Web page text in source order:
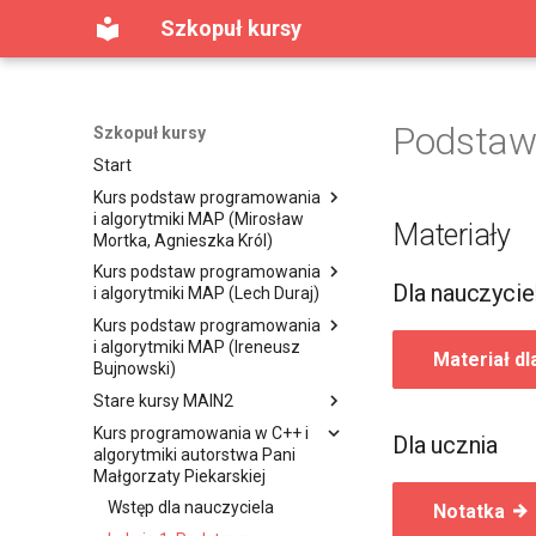
Szkopuł kursy
Szkopuł kursy
Start
Kurs podstaw programowania
i algorytmiki MAP (Mirosław
Mortka, Agnieszka Król)
Lekcja 1. Pierwszy program w
C++
Lekcja 2. Instrukcje warunkowe
Lekcja 3. Pętle (Część 1)
Lekcja 4. Pętle (Część 2)
Lekcja 5. Tablice (Część 1)
Lekcja 6. Tablice (Część 2)
Lekcja 7. Łańcuchy znaków
Lekcja 8. Funkcje (Część 1)
Kurs podstaw programowania
i algorytmiki MAP (Lech Duraj)
Lekcja 1. Co to jest
algorytmika?
Lekcja 2. Wstęp do
programowania
Lekcja 3. Pętle, tablice
Lekcja 4. Pętle (Część 2),
łańcuchy
Lekcja 5. Algorytm Euklidesa
Kurs podstaw programowania
i algorytmiki MAP (Ireneusz
Bujnowski)
Lekcja 1. Pierwsze programy w
Lekcja 2. Instrukcje warunkowe
oraz wyboru
Lekcja 3. Instrukcje pętli while
oraz for
Stare kursy MAIN2
Kurs wstępu do
programowania
Pierwszy program w C++
Wczytywanie, wypisywanie,
Kurs podstaw algorytmiki
Początek – wyszukiwanie
Zadania PWN
Kurs programowania w C++ i
algorytmiki autorstwa Pani
Małgorzaty Piekarskiej
Wstęp dla nauczyciela
Materiały
Dla
Materiał
Dla ucznia
Notatka